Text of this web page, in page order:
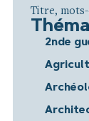
Titre, mots-
2nde